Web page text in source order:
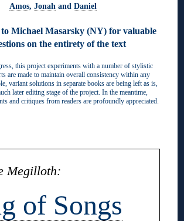
Amos, Jonah and Daniel
Michael Masarsky (NY) for valuable
on the entirety of the text
this project experiments with a number of stylistic
are made to maintain overall consistency within any
variant solutions in separate books are being left as is,
later editing stage of the project. In the meantime,
and critiques from readers are profoundly appreciated.
Megilloth:
of Songs